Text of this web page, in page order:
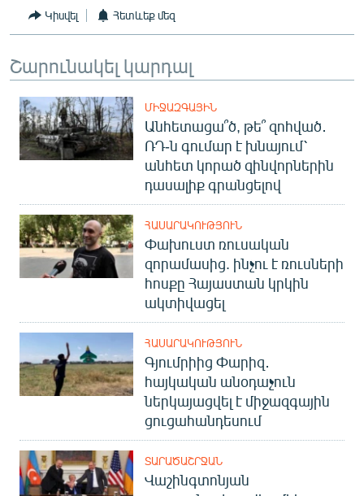
Կիսվել Հետևեք մեզ
Շարունակել կարդալ
ՄԻՋԱԶԳԱՅԻՆ
Անհետացա՞ծ, թե՞ զոհված․
ՌԴ-ն գումար է խնայում՝
անհետ կորած զինվորներին
դասալիք գրանցելով
ՀԱՍԱՐԱԿՈՒԹՅՈՒՆ
Փախուստ ռուսական
զորամասից. ինչու է ռուսների
հոսքը Հայաստան կրկին
ակտիվացել
ՀԱՍԱՐԱԿՈՒԹՅՈՒՆ
Գյումրիից Փարիզ․
հայկական անօդաչուն
ներկայացվել է միջազգային
ցուցահանդեսում
ՏԱՐԱԾԱՇՐՋԱՆ
Վաշինգտոնյան